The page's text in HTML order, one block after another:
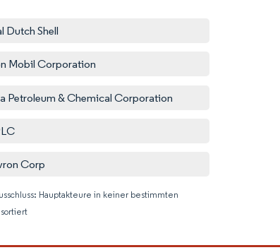
Dutch Shell
Mobil Corporation
Petroleum & Chemical Corporation
Corp
Hauptakteure in keiner bestimmten